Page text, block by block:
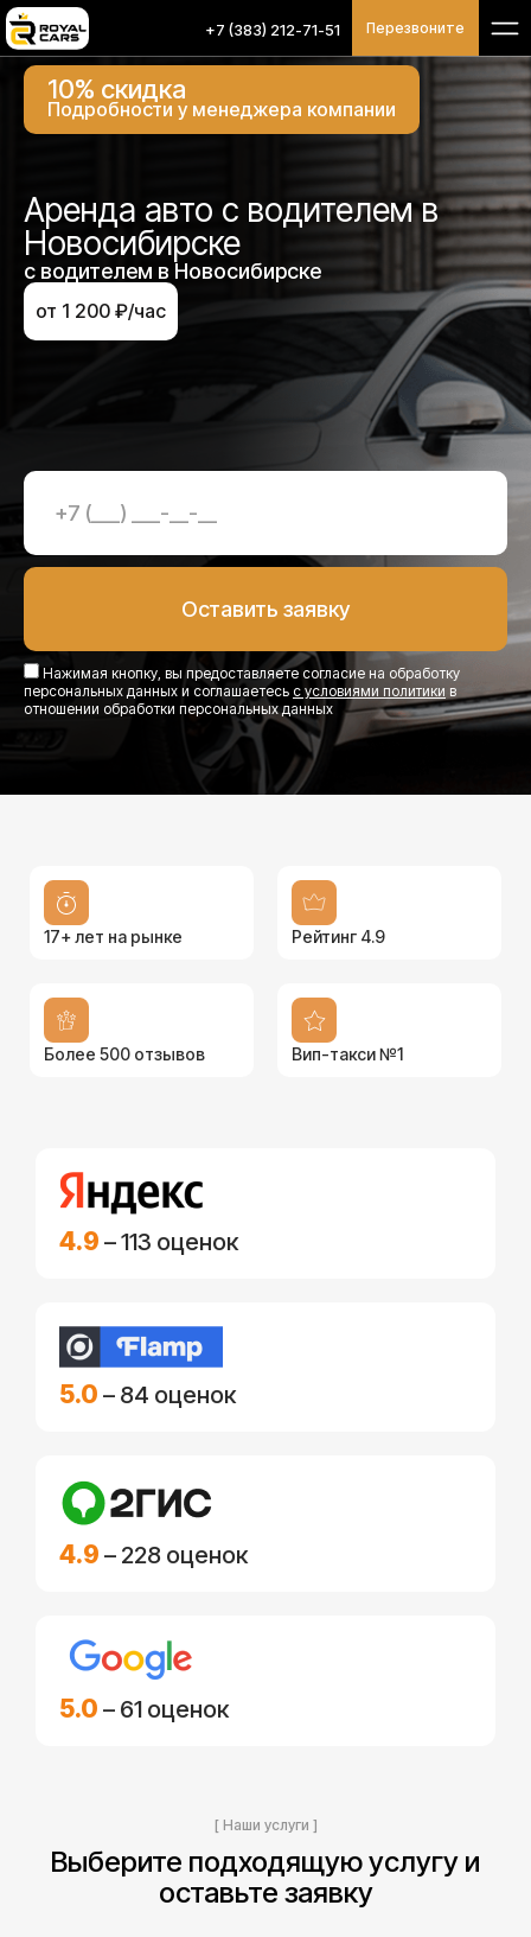
+7 (383) 212-71-51 Перезвоните
10% скидка
Подробности у менеджера компании
Аренда авто с водителем в
Новосибирске
с водителем в Новосибирске
от 1 200 ₽/час
Нажимая кнопку, вы предоставляете согласие на обработку
персональных данных и соглашаетесь с условиями политики в
отношении обработки персональных данных
17+ лет на рынке Рейтинг 4.9
Более 500 отзывов Вип-такси №1
4.9 – 113 оценок
5.0 – 84 оценок
4.9 – 228 оценок
5.0 – 61 оценок
[ Наши услуги ]
Выберите подходящую услугу и
оставьте заявку